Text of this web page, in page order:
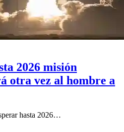
2026 misión
otra vez al hombre a
hasta 2026…